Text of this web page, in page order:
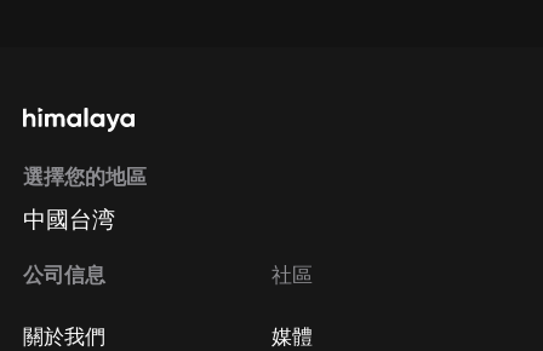
選擇您的地區
中國台湾
公司信息
關於我們
社區
媒體